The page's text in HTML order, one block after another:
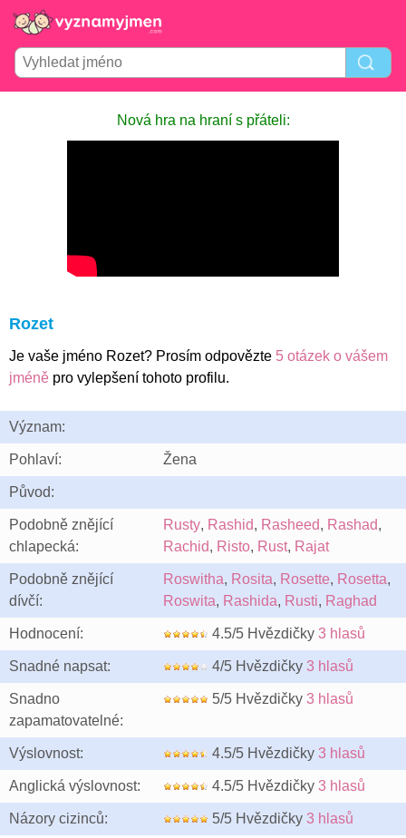
Nová hra na hraní s přáteli:
Rozet
Je vaše jméno Rozet? Prosím odpovězte 5 otázek o vášem
jméně pro vylepšení tohoto profilu.
Význam:
Pohlaví: Žena
Původ:
Podobně znějící
chlapecká:
Rusty, Rashid, Rasheed, Rashad,
Rachid, Risto, Rust, Rajat
Podobně znějící
dívčí:
Roswitha, Rosita, Rosette, Rosetta,
Roswita, Rashida, Rusti, Raghad
Hodnocení: 4.5/5 Hvězdičky 3 hlasů
Snadné napsat: 4/5 Hvězdičky 3 hlasů
Snadno
zapamatovatelné:
5/5 Hvězdičky 3 hlasů
Výslovnost: 4.5/5 Hvězdičky 3 hlasů
Anglická výslovnost: 4.5/5 Hvězdičky 3 hlasů
Názory cizinců: 5/5 Hvězdičky 3 hlasů